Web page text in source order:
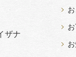
ザナ